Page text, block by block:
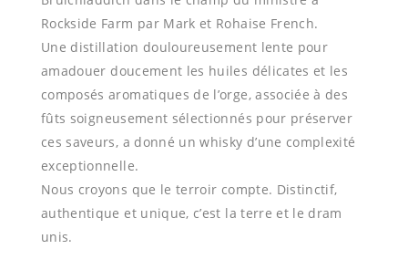
Rockside Farm par Mark et Rohaise French.
Une distillation douloureusement lente pour
amadouer doucement les huiles délicates et les
composés aromatiques de l’orge, associée à des
fûts soigneusement sélectionnés pour préserver
ces saveurs, a donné un whisky d’une complexité
exceptionnelle.
Nous croyons que le terroir compte. Distinctif,
authentique et unique, c’est la terre et le dram
unis.